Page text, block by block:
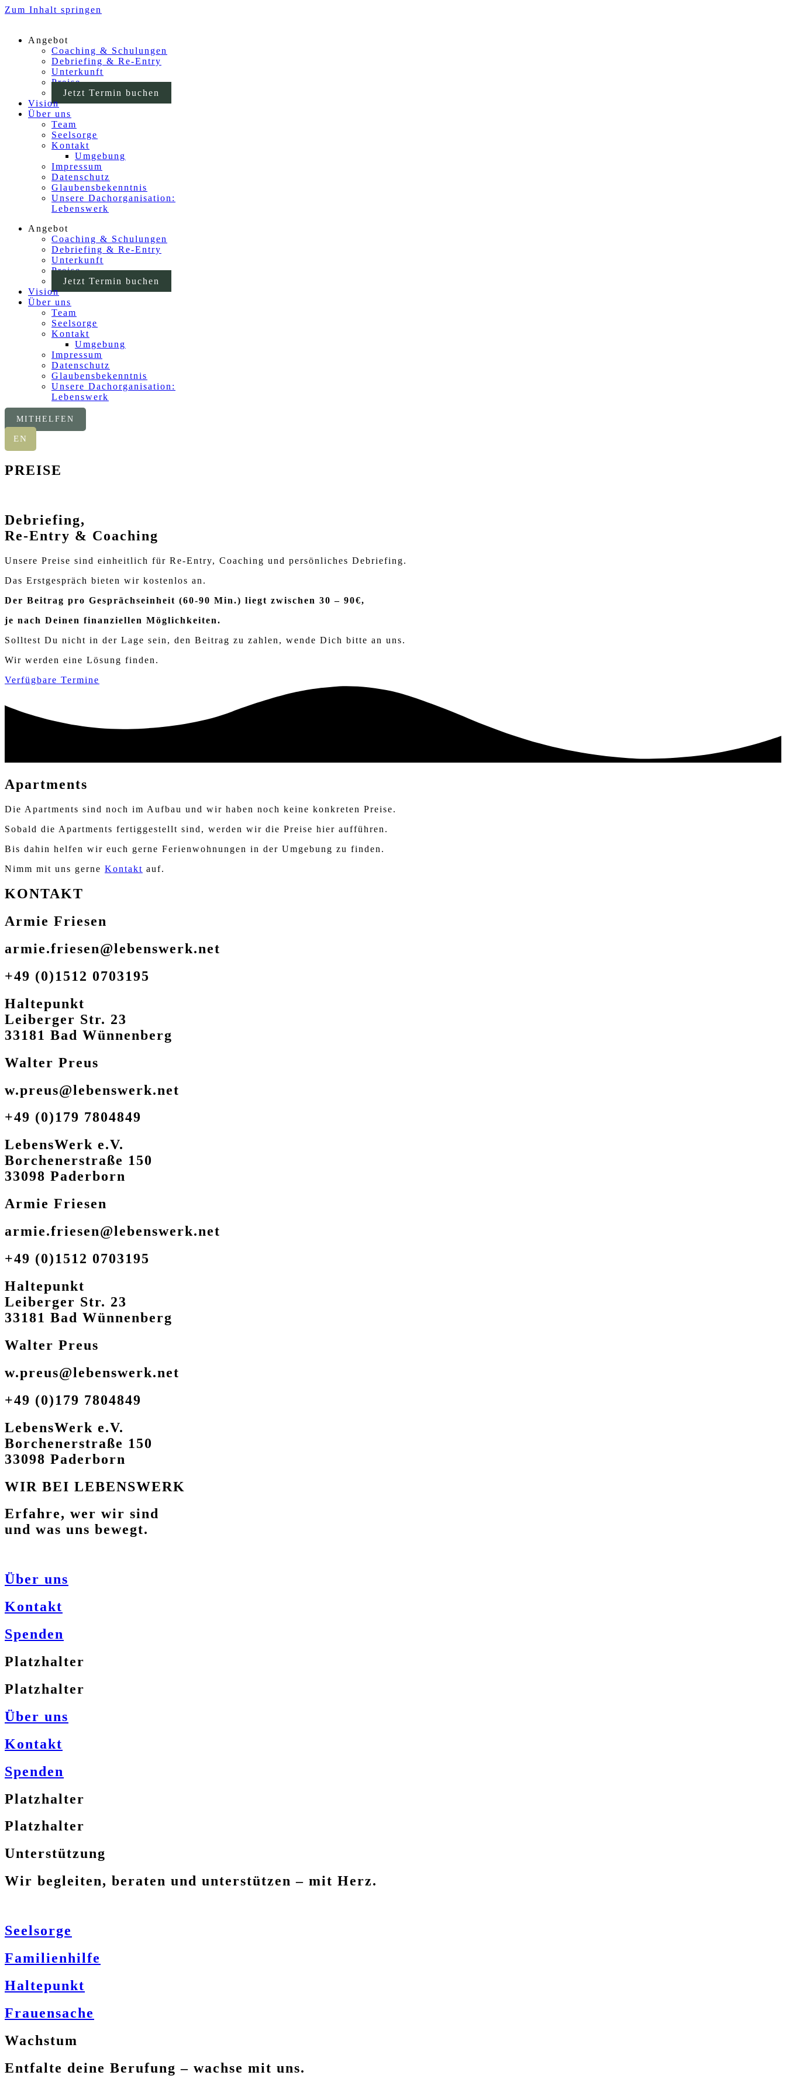
Zum Inhalt springen
Angebot
Coaching & Schulungen
Debriefing & Re-Entry
Unterkunft
Preise
Jetzt Termin buchen
Vision
Über uns
Team
Seelsorge
Kontakt
Umgebung
Impressum
Datenschutz
Glaubensbekenntnis
Unsere Dachorganisation:
Lebenswerk
Angebot
Coaching & Schulungen
Debriefing & Re-Entry
Unterkunft
Preise
Jetzt Termin buchen
Vision
Über uns
Team
Seelsorge
Kontakt
Umgebung
Impressum
Datenschutz
Glaubensbekenntnis
Unsere Dachorganisation:
Lebenswerk
MITHELFEN
EN
PREISE
Debriefing,
Re-Entry & Coaching
Unsere Preise sind einheitlich für Re-Entry, Coaching und persönliches Debriefing.
Das Erstgespräch bieten wir kostenlos an.
Der Beitrag pro Gesprächseinheit (60-90 Min.) liegt zwischen 30 – 90€,
je nach Deinen finanziellen Möglichkeiten.
Solltest Du nicht in der Lage sein, den Beitrag zu zahlen, wende Dich bitte an uns.
Wir werden eine Lösung finden.
Verfügbare Termine
Apartments
Die Apartments sind noch im Aufbau und wir haben noch keine konkreten Preise.
Sobald die Apartments fertiggestellt sind, werden wir die Preise hier aufführen.
Bis dahin helfen wir euch gerne Ferienwohnungen in der Umgebung zu finden.
Nimm mit uns gerne Kontakt auf.
KONTAKT
Armie Friesen
armie.friesen@lebenswerk.net
+49 (0)1512 0703195
Haltepunkt
Leiberger Str. 23
33181 Bad Wünnenberg
Walter Preus
w.preus@lebenswerk.net
+49 (0)179 7804849
LebensWerk e.V.
Borchenerstraße 150
33098 Paderborn
Armie Friesen
armie.friesen@lebenswerk.net
+49 (0)1512 0703195
Haltepunkt
Leiberger Str. 23
33181 Bad Wünnenberg
Walter Preus
w.preus@lebenswerk.net
+49 (0)179 7804849
LebensWerk e.V.
Borchenerstraße 150
33098 Paderborn
WIR BEI LEBENSWERK
Erfahre, wer wir sind
und was uns bewegt.
Über uns
Kontakt
Spenden
Platzhalter
Platzhalter
Über uns
Kontakt
Spenden
Platzhalter
Platzhalter
Unterstützung
Wir begleiten, beraten und unterstützen – mit Herz.
Seelsorge
Familienhilfe
Haltepunkt
Frauensache
Wachstum
Entfalte deine Berufung – wachse mit uns.